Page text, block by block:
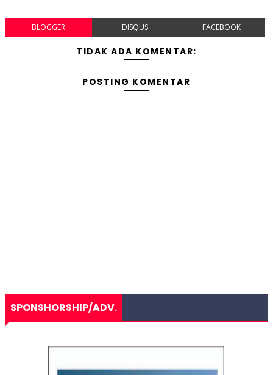
BLOGGER DISQUS FACEBOOK
TIDAK ADA KOMENTAR:
POSTING KOMENTAR
SPONSHORSHIP/ADV.